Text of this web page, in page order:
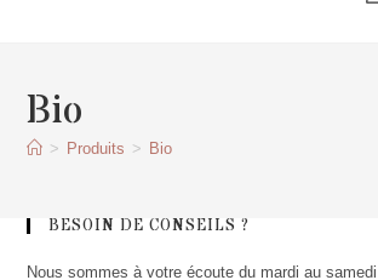
Bio
> Produits > Bio
BESOIN DE CONSEILS ?
Nous sommes à votre écoute du mardi au